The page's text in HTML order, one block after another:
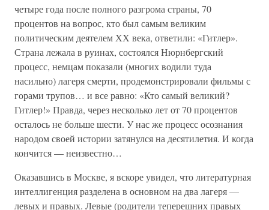
четыре года после полного разгрома страны, 70
процентов на вопрос, кто был самым великим
политическим деятелем ХХ века, ответили: «Гитлер».
Страна лежала в руинах, состоялся Нюрнбергский
процесс, немцам показали (многих водили туда
насильно) лагеря смерти, продемонстрировали фильмы с
горами трупов… и все равно: «Кто самый великий?
Гитлер!» Правда, через несколько лет от 70 процентов
осталось не больше шести. У нас же процесс осознания
народом своей истории затянулся на десятилетия. И когда
кончится — неизвестно…
Оказавшись в Москве, я вскоре увидел, что литературная
интеллигенция разделена в основном на два лагеря —
левых и правых. Левые (родители теперешних правых